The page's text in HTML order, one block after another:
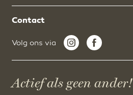
Contact
Volg ons via
Actief als geen ander!